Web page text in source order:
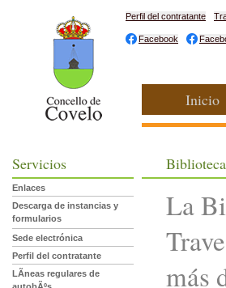
Perfil del contratante
Facebook
Inicio
Servicios
Enlaces
Descarga de instancias y
formularios
Sede electrónica
Perfil del contratante
LÃ­neas regulares de
La
más